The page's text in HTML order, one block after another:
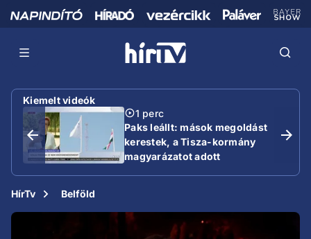
Kiemelt videók
1 perc
Paks leállt: mások megoldást
kerestek, a Tisza-kormány
magyarázatot adott
HírTv Belföld